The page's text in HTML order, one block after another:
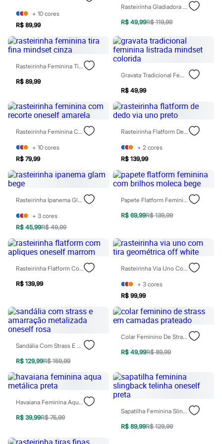
Jeans
Moda esportiva
Todos os produtos
Infantil
Arrumadinho para os meninos
Romântico para as meninas
Inverno
Roupas menina
0 a 24 meses
1 a 5 anos
4 a 12 anos
Roupas menino
0 a 24 meses
4 a 12 anos
10 a 16 anos
Recém-nascido
Bolsas e Mochilas
Chapéus
Calçados
Botas
Chinelos
Pantufas
Rasteirinhas
Sandálias
Tênis
Baby Club
Fifteen
Miss Fifteen
Palomino
Moda íntima
Cuecas
Meias
Pijamas
Moda praia
Biquínis e Maiôs
Blusas de proteção
Sungas
+ 10 cores
R$ 89,99
Rasteirinha Gladiadora Feminina Com Fivelas Oneself Preta
R$ 49,99R$ 119,99
Rasteirinha Feminina Tira Fina Mindset Cinza
R$ 89,99
Gravata Tradicional Feminina Listrada Mindset Colorida
R$ 49,99
Rasteirinha Feminina Com Recorte Oneself Amarela
+ 10 cores
R$ 79,99
Rasteirinha Flatform De Dedo Via Uno Preto
+ 2 cores
R$ 139,99
Rasteirinha Ipanema Glam Bege
+ 3 cores
R$ 45,99R$ 49,99
Papete Flatform Feminina Com Brilhos Moleca Bege
R$ 69,99R$ 139,99
Rasteirinha Flatform Com Apliques Oneself Marrom
R$ 139,99
Rasteirinha Via Uno Com Tira Geométrica Off White
+ 3 cores
R$ 99,99
Sandália Com Strass E Amarração Metalizada Oneself Rosa
R$ 129,99R$ 159,99
Colar Feminino De Strass Em Camadas Prateado
R$ 49,99R$ 89,99
Havaiana Feminina Aqua Metálica Preta
R$ 39,99R$ 75,99
Sapatilha Feminina Slingback Telinha Oneself Preta
R$ 89,99R$ 129,99